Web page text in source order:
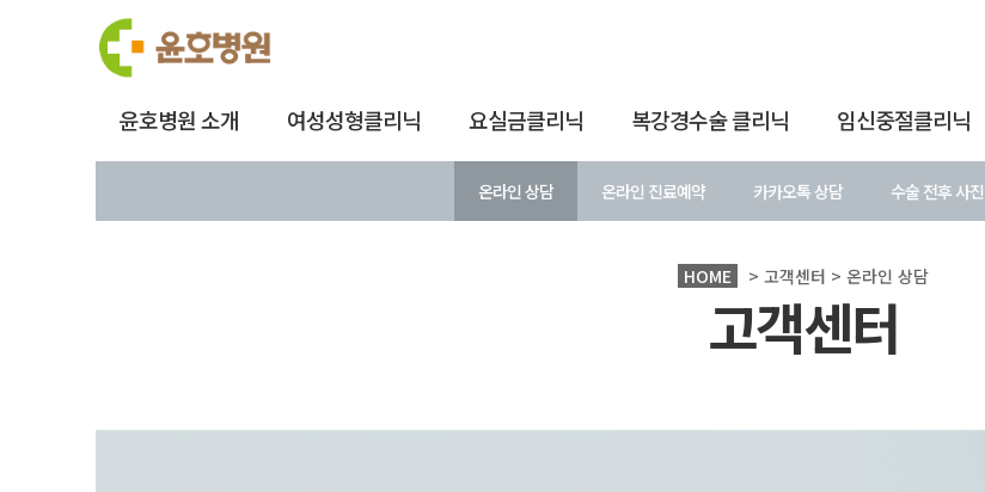
윤호병원 소개 여성성형클리닉 요실금클리닉 복강경수술 클리닉 임신중절클리닉
온라인 상담 온라인 진료예약 카카오톡 상담 수술 전후 사진
HOME > 고객센터 > 온라인 상담
고객센터